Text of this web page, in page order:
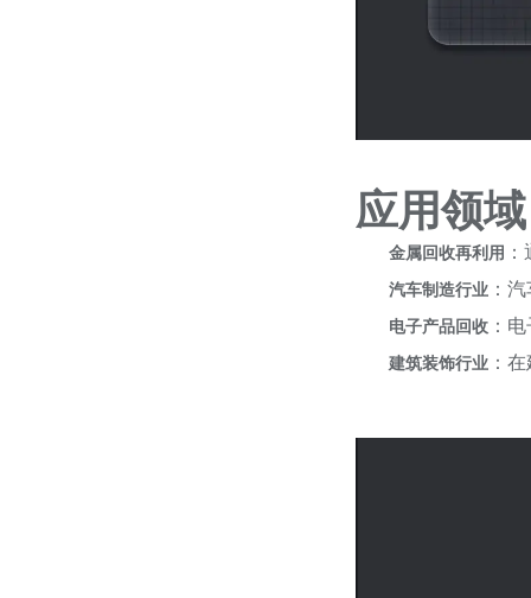
应用领域
金属回收再利用
汽车制造行业 ：
电子产品回收 ：
建筑装饰行业 ：